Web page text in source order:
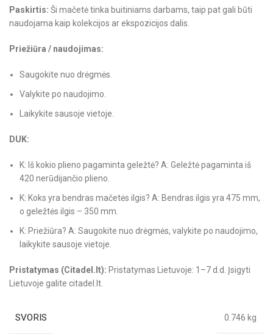
Paskirtis: Ši mačetė tinka buitiniams darbams, taip pat gali būti
naudojama kaip kolekcijos ar ekspozicijos dalis.
Priežiūra / naudojimas:
Saugokite nuo drėgmės.
Valykite po naudojimo.
Laikykite sausoje vietoje.
DUK:
K: Iš kokio plieno pagaminta geležtė? A: Geležtė pagaminta iš
420 nerūdijančio plieno.
K: Koks yra bendras mačetės ilgis? A: Bendras ilgis yra 475 mm,
o geležtės ilgis – 350 mm.
K: Priežiūra? A: Saugokite nuo drėgmės, valykite po naudojimo,
laikykite sausoje vietoje.
Pristatymas (Citadel.lt): Pristatymas Lietuvoje: 1–7 d.d. Įsigyti
Lietuvoje galite citadel.lt.
SVORIS 0.746 kg